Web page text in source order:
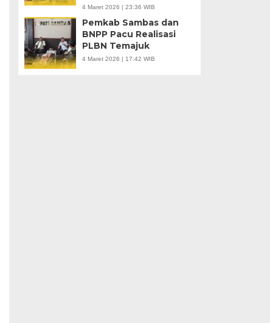
4 Maret 2026 | 23:36 WIB
Pemkab Sambas dan
BNPP Pacu Realisasi
PLBN Temajuk
4 Maret 2026 | 17:42 WIB